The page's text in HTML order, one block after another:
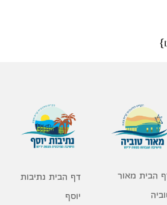
הבית מאור
דף הבית נתיבות
יוסף